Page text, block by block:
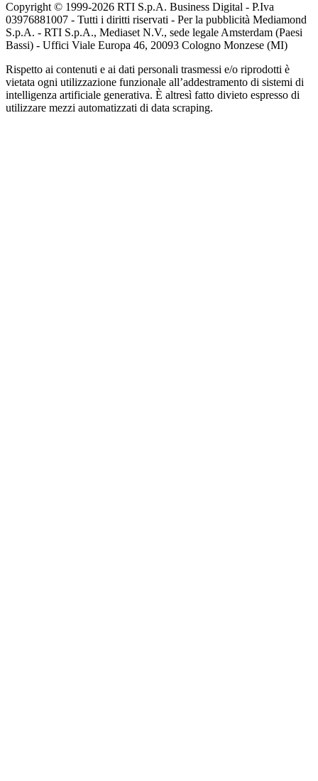
Copyright © 1999-2026 RTI S.p.A. Business Digital - P.Iva
03976881007 - Tutti i diritti riservati - Per la pubblicità Mediamond
S.p.A. - RTI S.p.A., Mediaset N.V., sede legale Amsterdam (Paesi
Bassi) - Uffici Viale Europa 46, 20093 Cologno Monzese (MI)
Rispetto ai contenuti e ai dati personali trasmessi e/o riprodotti è
vietata ogni utilizzazione funzionale all’addestramento di sistemi di
intelligenza artificiale generativa. È altresì fatto divieto espresso di
utilizzare mezzi automatizzati di data scraping.